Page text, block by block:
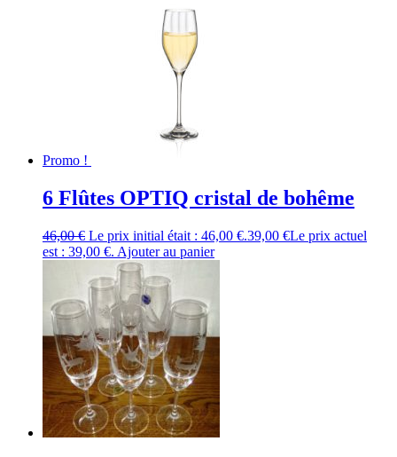
Promo !
6 Flûtes OPTIQ cristal de bohême
46,00€ Le prix initial était : 46,00 €.39,00 €Le prix actuel
est : 39,00 €. Ajouter au panier